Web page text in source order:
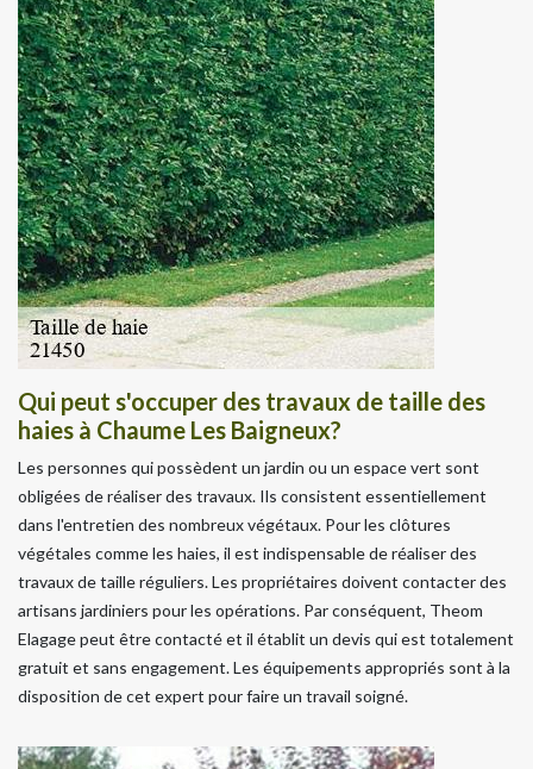
Qui peut s'occuper des travaux de taille des
haies à Chaume Les Baigneux?
Les personnes qui possèdent un jardin ou un espace vert sont
obligées de réaliser des travaux. Ils consistent essentiellement
dans l'entretien des nombreux végétaux. Pour les clôtures
végétales comme les haies, il est indispensable de réaliser des
travaux de taille réguliers. Les propriétaires doivent contacter des
artisans jardiniers pour les opérations. Par conséquent, Theom
Elagage peut être contacté et il établit un devis qui est totalement
gratuit et sans engagement. Les équipements appropriés sont à la
disposition de cet expert pour faire un travail soigné.